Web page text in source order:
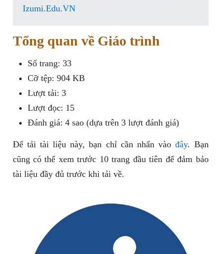
Izumi.Edu.VN
Tổng quan về Giáo trình
Số trang: 33
Cỡ tệp: 904 KB
Lượt tải: 3
Lượt đọc: 15
Đánh giá: 4 sao (dựa trên 3 lượt đánh giá)
Để tải tài liệu này, bạn chỉ cần nhấn vàođây. Bạn
cũng có thể xem trước 10 trang đầu tiên để đảm bảo
tài liệu đầy đủ trước khi tải về.